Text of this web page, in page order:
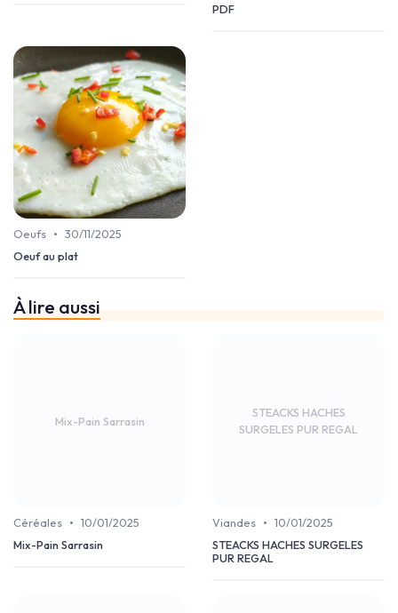
PDF
Oeufs • 30/11/2025
Oeuf au plat
À lire aussi
Mix-Pain Sarrasin
Céréales • 10/01/2025
Mix-Pain Sarrasin
STEACKS HACHES
SURGELES PUR REGAL
Viandes • 10/01/2025
STEACKS HACHES SURGELES
PUR REGAL